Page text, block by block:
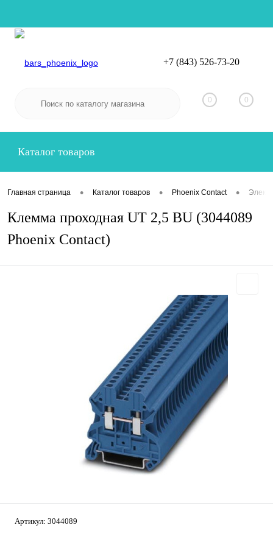
Вход
+7 (843) 526-73-20
0 0
Каталог товаров
Главная страница • Каталог товаров • Phoenix Contact •
Клемма проходная UT 2,5 BU (3044089
Phoenix Contact)
Артикул: 3044089